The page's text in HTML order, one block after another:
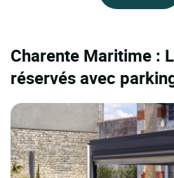
Charente Maritime :
réservés avec